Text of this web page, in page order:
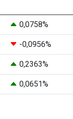
0,0758%
-0,0956%
0,2363%
0,0651%